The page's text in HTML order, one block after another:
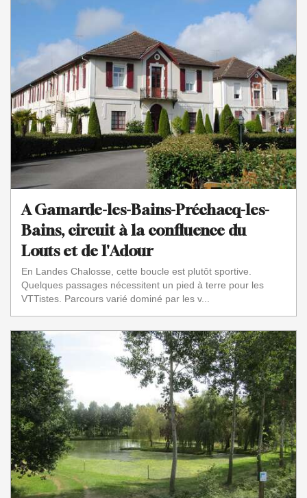
A Gamarde-les-Bains-Préchacq-les-
Bains, circuit à la confluence du
Louts et de l'Adour
En Landes Chalosse, cette boucle est plutôt sportive.
Quelques passages nécessitent un pied à terre pour les
VTTistes. Parcours varié dominé par les v...